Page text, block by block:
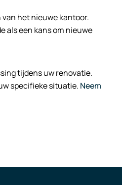
het nieuwe kantoor.
als een kans om nieuwe
tijdens uw renovatie.
specifieke situatie. Neem